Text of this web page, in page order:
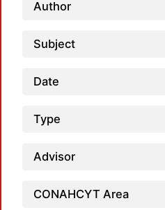
Author
Subject
Date
Type
Advisor
CONAHCYT Area